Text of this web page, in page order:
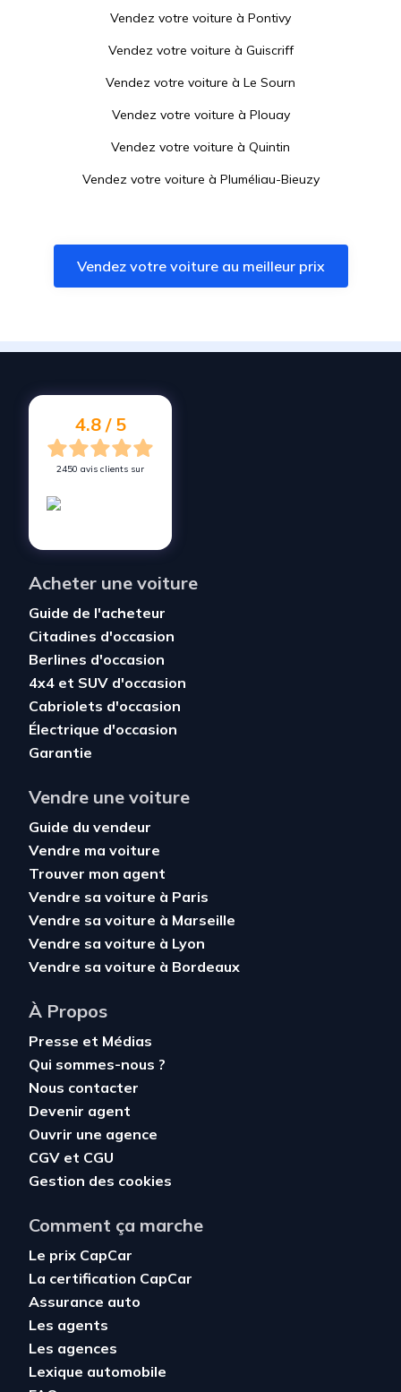
Vendez votre voiture à Pontivy
Vendez votre voiture à Guiscriff
Vendez votre voiture à Le Sourn
Vendez votre voiture à Plouay
Vendez votre voiture à Quintin
Vendez votre voiture à Pluméliau-Bieuzy
Vendez votre voiture àPloumagoar
Vendez votre voiture àPlonévez-du-Faou
Vendez votre voiture à
Vendez votre voiture au meilleur prix
4.8 / 5
2450 avis clients sur
Acheter une voiture
Guide de l'acheteur
Citadines d'occasion
Berlines d'occasion
4x4 et SUV d'occasion
Cabriolets d'occasion
Électrique d'occasion
Garantie
Vendre une voiture
Guide du vendeur
Vendre ma voiture
Trouver mon agent
Vendre sa voiture à Paris
Vendre sa voiture à Marseille
Vendre sa voiture à Lyon
Vendre sa voiture à Bordeaux
À Propos
Presse et Médias
Qui sommes-nous ?
Nous contacter
Devenir agent
Ouvrir une agence
CGV et CGU
Gestion des cookies
Comment ça marche
Le prix CapCar
La certification CapCar
Assurance auto
Les agents
Les agences
Lexique automobile